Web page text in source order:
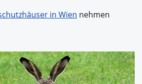
in Wien nehmen